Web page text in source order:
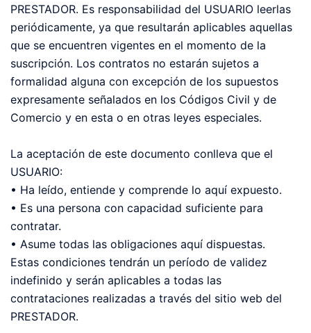
PRESTADOR. Es responsabilidad del USUARIO leerlas
periódicamente, ya que resultarán aplicables aquellas
que se encuentren vigentes en el momento de la
suscripción. Los contratos no estarán sujetos a
formalidad alguna con excepción de los supuestos
expresamente señalados en los Códigos Civil y de
Comercio y en esta o en otras leyes especiales.
La aceptación de este documento conlleva que el
USUARIO:
• Ha leído, entiende y comprende lo aquí expuesto.
• Es una persona con capacidad suficiente para
contratar.
• Asume todas las obligaciones aquí dispuestas.
Estas condiciones tendrán un período de validez
indefinido y serán aplicables a todas las
contrataciones realizadas a través del sitio web del
PRESTADOR.